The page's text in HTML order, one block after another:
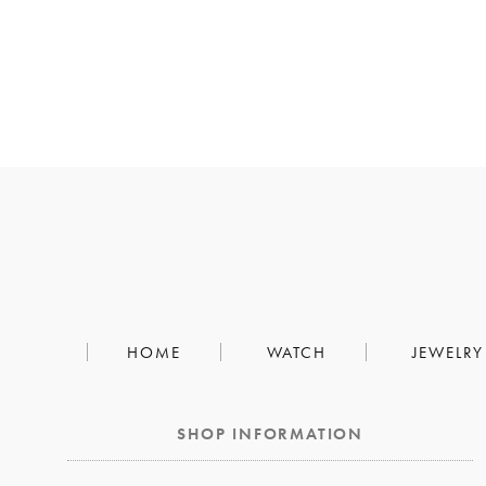
HOME WATCH JEWELRY
SHOP INFORMATION